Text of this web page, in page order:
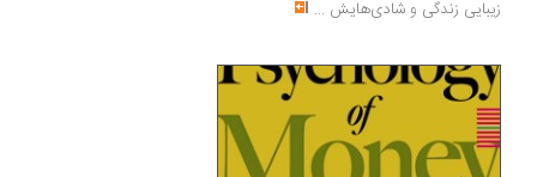
زندگی و شادی‌هایش...